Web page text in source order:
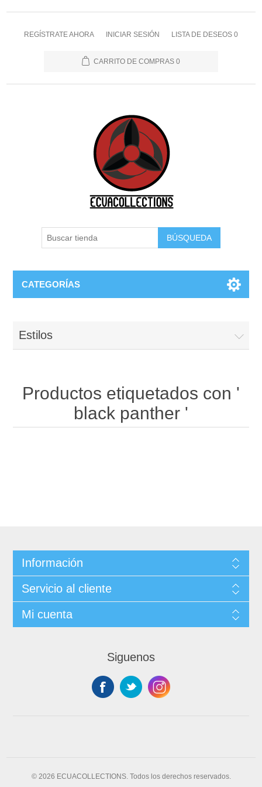
REGÍSTRATE AHORA INICIAR SESIÓN LISTA DE DESEOS 0
CARRITO DE COMPRAS 0
BÚSQUEDA
CATEGORÍAS
Estilos
Productos etiquetados con '
black panther '
Información
Servicio al cliente
Mi cuenta
Siguenos
© 2026 ECUACOLLECTIONS. Todos los derechos reservados.